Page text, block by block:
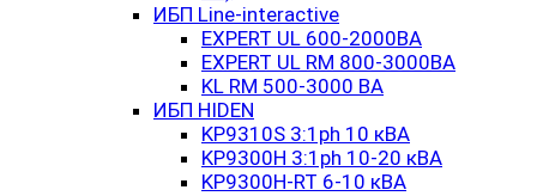
ИБП Line-interactive
EXPERT UL 600-2000ВА
EXPERT UL RM 800-3000ВА
KL RM 500-3000 ВА
ИБП HIDEN
KP9310S 3:1ph 10 кВА
KP9300H 3:1ph 10-20 кВА
KP9300H-RT 6-10 кВА